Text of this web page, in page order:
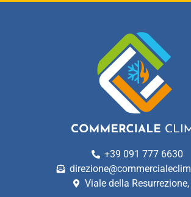
+39 091 777 6630
Viale della